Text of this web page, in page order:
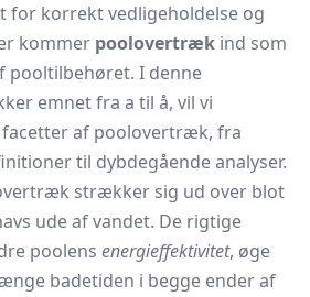
for korrekt vedligeholdelse og
kommer poolovertræk ind som
pooltilbehøret. I denne
emnet fra a til å, vil vi
af poolovertræk, fra
til dybdegående analyser.
strækker sig ud over blot
ude af vandet. De rigtige
poolens energieffektivitet, øge
badetiden i begge ender af